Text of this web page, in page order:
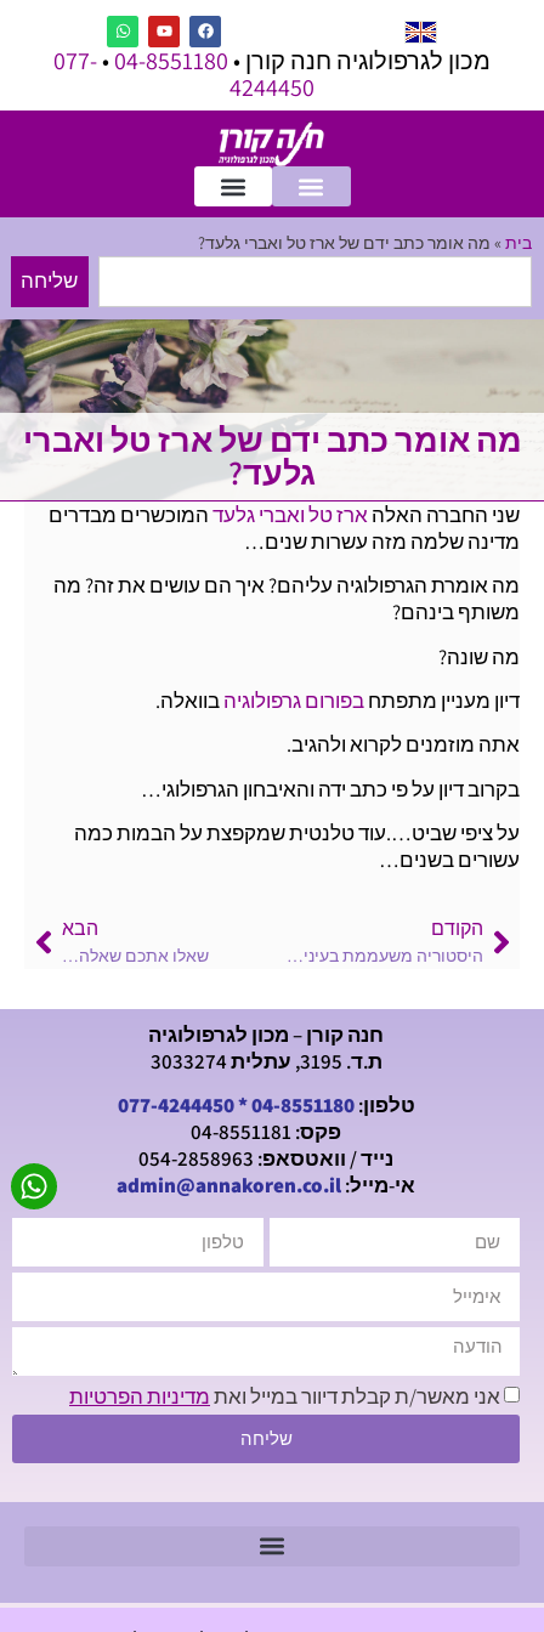
מכון לגרפולוגיה חנה קורן •04-8551180
•
077-
4244450
בית » מה אומר כתב ידם של ארז טל ואברי גלעד?
שליחה
מה אומר כתב ידם של ארז טל ואברי
גלעד?
שני החברה האלהארז טלואברי גלעדהמוכשרים מבדרים
מדינה שלמה מזה עשרות שנים…
מה אומרת הגרפולוגיה עליהם? איך הם עושים את זה? מה
משותף בינהם?
מה שונה?
דיון מעניין מתפתחבפורום גרפולוגיהבוואלה.
אתה מוזמנים לקרוא ולהגיב.
בקרוב דיון על פי כתב ידה והאיבחון הגרפולוגי…
על ציפי שביט….עוד טלנטית שמקפצת על הבמות כמה
עשורים בשנים…
הקודם
היסטוריה משעממת בעיני…אבל זה…מרתק….
הבא
שאלו אתכם שאלה…
חנה קורן – מכון לגרפולוגיה
ת.ד. 3195, עתלית 3033274
טלפון:04-8551180
*
077-4244450
פקס: 04-8551181
נייד / וואטסאפ: 054-2858963
אי-מייל:admin@annakoren.co.il
אני מאשר/ת קבלת דיוור במייל ואתמדיניות הפרטיות
שליחה